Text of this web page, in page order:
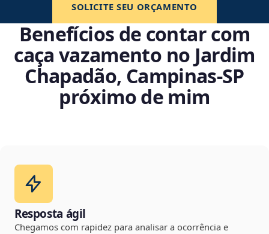
SOLICITE SEU ORÇAMENTO
Benefícios de contar com
caça vazamento no Jardim
Chapadão, Campinas‑SP
próximo de mim
Resposta ágil
Chegamos com rapidez para analisar a ocorrência e